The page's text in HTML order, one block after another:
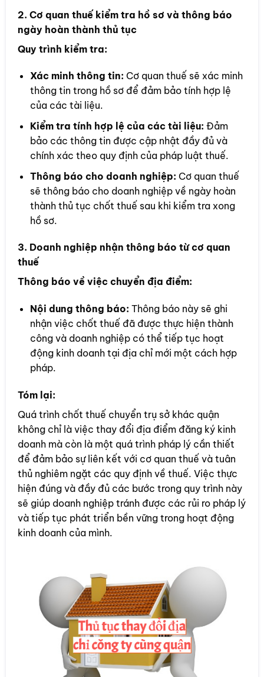
2. Cơ quan thuế kiểm tra hồ sơ và thông báo
ngày hoàn thành thủ tục
Quy trình kiểm tra:
Xác minh thông tin: Cơ quan thuế sẽ xác minh
thông tin trong hồ sơ để đảm bảo tính hợp lệ
của các tài liệu.
Kiểm tra tính hợp lệ của các tài liệu: Đảm
bảo các thông tin được cập nhật đầy đủ và
chính xác theo quy định của pháp luật thuế.
Thông báo cho doanh nghiệp: Cơ quan thuế
sẽ thông báo cho doanh nghiệp về ngày hoàn
thành thủ tục chốt thuế sau khi kiểm tra xong
hồ sơ.
3. Doanh nghiệp nhận thông báo từ cơ quan
thuế
Thông báo về việc chuyển địa điểm:
Nội dung thông báo: Thông báo này sẽ ghi
nhận việc chốt thuế đã được thực hiện thành
công và doanh nghiệp có thể tiếp tục hoạt
động kinh doanh tại địa chỉ mới một cách hợp
pháp.
Tóm lại:
Quá trình chốt thuế chuyển trụ sở khác quận
không chỉ là việc thay đổi địa điểm đăng ký kinh
doanh mà còn là một quá trình pháp lý cần thiết
để đảm bảo sự liên kết với cơ quan thuế và tuân
thủ nghiêm ngặt các quy định về thuế. Việc thực
hiện đúng và đầy đủ các bước trong quy trình này
sẽ giúp doanh nghiệp tránh được các rủi ro pháp lý
và tiếp tục phát triển bền vững trong hoạt động
kinh doanh của mình.